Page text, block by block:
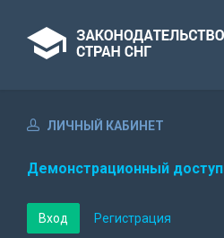
ЛИЧНЫЙ КАБИНЕТ
Демонстрационный доступ
Вход Регистрация